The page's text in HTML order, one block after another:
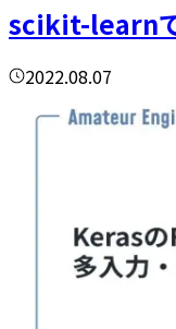
scikit-learn
2022.08.07